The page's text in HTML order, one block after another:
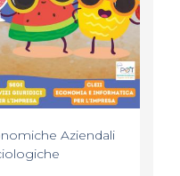
Aziendali